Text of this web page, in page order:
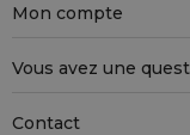
Mon compte
Vous avez une
Contact